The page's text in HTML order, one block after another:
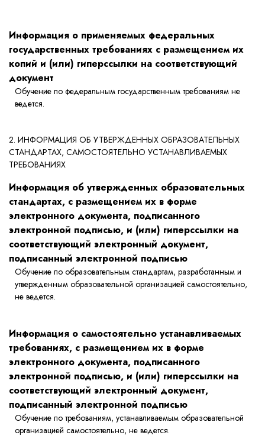
Информация о применяемых федеральных
государственных требованиях с размещением их
копий и (или) гиперссылки на соответствующий
документ
Обучение по федеральным государственным требованиям не
ведется.
2. ИНФОРМАЦИЯ ОБ УТВЕРЖДЕННЫХ ОБРАЗОВАТЕЛЬНЫХ
СТАНДАРТАХ, САМОСТОЯТЕЛЬНО УСТАНАВЛИВАЕМЫХ
ТРЕБОВАНИЯХ
Информация об утвержденных образовательных
стандартах, с размещением их в форме
электронного документа, подписанного
электронной подписью, и (или) гиперссылки на
соответствующий электронный документ,
подписанный электронной подписью
Обучение по образовательным стандартам, разработанным и
утвержденным образовательной организацией самостоятельно,
не ведется.
Информация о самостоятельно устанавливаемых
требованиях, с размещением их в форме
электронного документа, подписанного
электронной подписью, и (или) гиперссылки на
соответствующий электронный документ,
подписанный электронной подписью
Обучение по требованиям, устанавливаемым образовательной
организацией самостоятельно, не ведется.